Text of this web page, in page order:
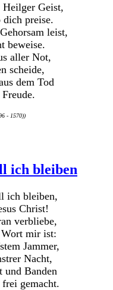
Geist,
preise.
leist,
beweise.
aller Not,
scheide,
dem Tod
- 1570))
ich bleiben
ich bleiben,
Christ!
verbliebe,
mir ist:
Jammer,
Nacht,
und Banden
gemacht.